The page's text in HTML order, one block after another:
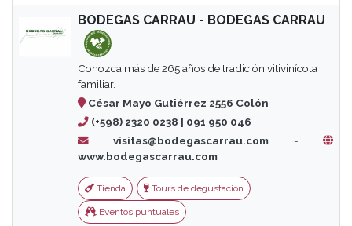
BODEGAS CARRAU - BODEGAS CARRAU
Conozca más de 265 años de tradición vitivinícola
familiar.
César Mayo Gutiérrez 2556 Colón
(+598) 2320 0238 | 091 950 046
visitas@bodegascarrau.com -
www.bodegascarrau.com
Tienda Tours de degustación
Eventos puntuales